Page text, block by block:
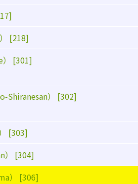
[218]
） [301]
Shiranesan） [302]
[303]
） [304]
） [306]